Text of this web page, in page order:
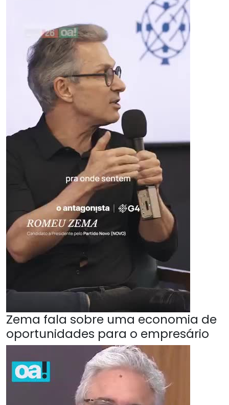
Zema fala sobre uma economia de
oportunidades para o empresário